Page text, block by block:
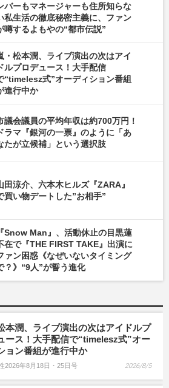
バーもマネージャーも住所知らな
私生活の徹底秘密主義に、ファン
噂するよもやの“都市伝説”
・松本潤、ライブ演出の次はアイ
ルプロデュース！大手配信
“timelesz式”オーディション番組
進行中か
議会議員の平均年収は約700万円！
ラマ『銀河の一票』のように「あ
たが立候補」という選択肢
田涼介、六本木ヒルズ『ZARA』
買い物デートした”お相手”
『Snow Man』、活動休止の目黒蓮
在で『THE FIRST TAKE』出演に
ァン困惑《なぜいないタイミング
？》“9人”が誓う進化
本潤、ライブ演出の次はアイドルプ
ース！大手配信で“timelesz式”オー
ョン番組が進行中か
2026年8月18日・25日号 2026/8/5